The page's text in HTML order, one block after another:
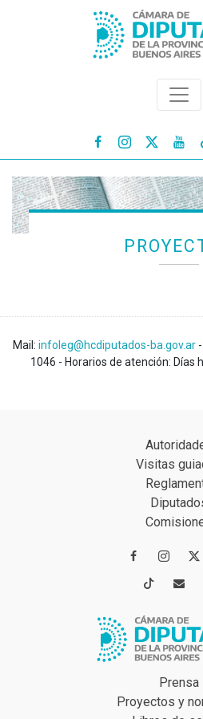
 
Mail: infoleg@hcdiputados-ba.gov.ar
1046 - Horarios de atención: Días
Visitas


Prensa
Proyectos y